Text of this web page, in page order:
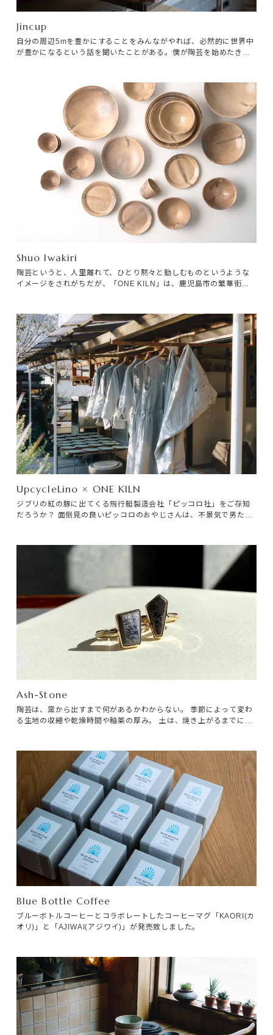
Products
Journals
Contact
プライバシーポリシー
特定商取引法に基づく表記
Jincup
自分の周辺5mを豊かにすることをみんながやれば、必然的に世界中
が豊かになるという話を聞いたことがある。僕が陶芸を始めたきっ
Shuo Iwakiri
陶芸というと、人里離れて、ひとり黙々と勤しむものというような
イメージをされがちだが、「ONE KILN」は、鹿児島市の繁華街か
ジタバタと動いたけれど全滅。その未来に閉塞感を感じた。
UpcycleLino × ONE KILN
ジブリの紅の豚に出てくる飛行艇製造会社「ピッコロ社」をご存知
だろうか？ 面倒見の良いピッコロのおやじさんは、不景気で男たち
Ash-Stone
陶芸は、窯から出すまで何があるかわからない。 季節によって変わ
る生地の収縮や乾燥時間や釉薬の厚み。 土は、焼き上がるまでに各
Blue Bottle Coffee
ブルーボトルコーヒーとコラボレートしたコーヒーマグ「KAORI(カ
オリ)」と「AJIWAI(アジワイ)」が発売致しました。